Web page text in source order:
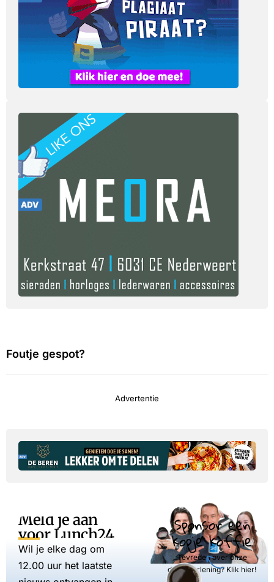
Foutje gespot?
Advertentie
Meld je aan
voor Lunch24
Wil je elke dag om
12.00 uur het laatste
Sponsor een
kopje koffie
Tevreden over onze
dienstverlening? Klik hier!